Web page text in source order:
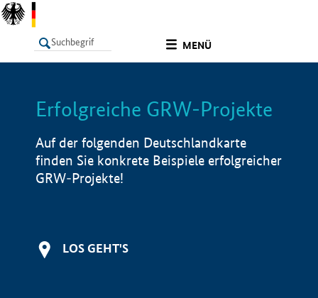
MENÜ
LISTE Info
Erfolgreiche GRW-Projekte
Auf der folgenden Deutschlandkarte
finden Sie konkrete Beispiele erfolgreicher
GRW-Projekte!
LOS GEHT'S